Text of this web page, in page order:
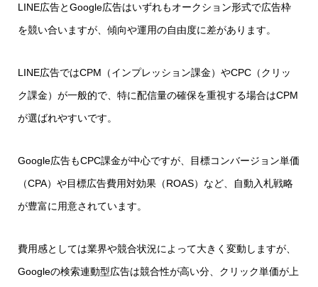
LINE広告とGoogle広告はいずれもオークション形式で広告枠
を競い合いますが、傾向や運用の自由度に差があります。
LINE広告ではCPM（インプレッション課金）やCPC（クリッ
ク課金）が一般的で、特に配信量の確保を重視する場合はCPM
が選ばれやすいです。
Google広告もCPC課金が中心ですが、目標コンバージョン単価
（CPA）や目標広告費用対効果（ROAS）など、自動入札戦略
が豊富に用意されています。
費用感としては業界や競合状況によって大きく変動しますが、
Googleの検索連動型広告は競合性が高い分、クリック単価が上